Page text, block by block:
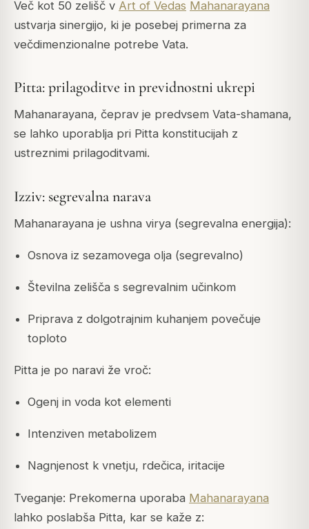
Več kot 50 zelišč v Art of Vedas Mahanarayana
ustvarja sinergijo, ki je posebej primerna za
večdimenzionalne potrebe Vata.
Pitta: prilagoditve in previdnostni ukrepi
Mahanarayana, čeprav je predvsem Vata-shamana,
se lahko uporablja pri Pitta konstitucijah z
ustreznimi prilagoditvami.
Izziv: segrevalna narava
Mahanarayana je ushna virya (segrevalna energija):
Osnova iz sezamovega olja (segrevalno)
Številna zelišča s segrevalnim učinkom
Priprava z dolgotrajnim kuhanjem povečuje
toploto
Pitta je po naravi že vroč:
Ogenj in voda kot elementi
Intenziven metabolizem
Nagnjenost k vnetju, rdečica, iritacije
Tveganje: Prekomerna uporaba Mahanarayana
lahko poslabša Pitta, kar se kaže z: